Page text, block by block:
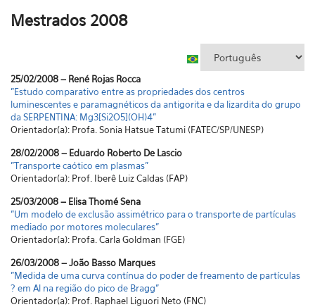
Mestrados 2008
25/02/2008 – René Rojas Rocca
"Estudo comparativo entre as propriedades dos centros
luminescentes e paramagnéticos da antigorita e da lizardita do grupo
da SERPENTINA: Mg3[Si2O5](OH)4"
Orientador(a): Profa. Sonia Hatsue Tatumi (FATEC/SP/UNESP)
28/02/2008 – Eduardo Roberto De Lascio
"Transporte caótico em plasmas"
Orientador(a): Prof. Iberê Luiz Caldas (FAP)
25/03/2008 – Elisa Thomé Sena
"Um modelo de exclusão assimétrico para o transporte de partículas
mediado por motores moleculares"
Orientador(a): Profa. Carla Goldman (FGE)
26/03/2008 – João Basso Marques
"Medida de uma curva contínua do poder de freamento de partículas
? em Al na região do pico de Bragg"
Orientador(a): Prof. Raphael Liguori Neto (FNC)